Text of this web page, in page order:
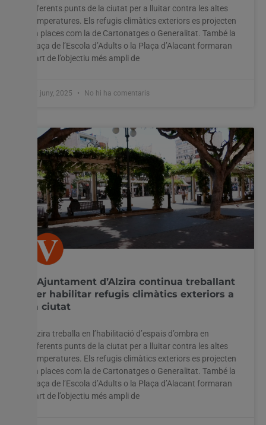
diferents punts de la ciutat per a lluitar contra les altes
temperatures. Els refugis climàtics exteriors es projecten
en places com la de Cartonatges o Generalitat. També la
plaça de l’Escola d’Adults o la Plaça d’Alacant formaran
part de l’objectiu més ampli de
17 juny, 2025 No hi ha comentaris
L’Ajuntament d’Alzira continua treballant
per habilitar refugis climàtics exteriors a
la ciutat
Alzira treballa en l’habilitació d’espais d’ombra en
diferents punts de la ciutat per a lluitar contra les altes
temperatures. Els refugis climàtics exteriors es projecten
en places com la de Cartonatges o Generalitat. També la
plaça de l’Escola d’Adults o la Plaça d’Alacant formaran
part de l’objectiu més ampli de